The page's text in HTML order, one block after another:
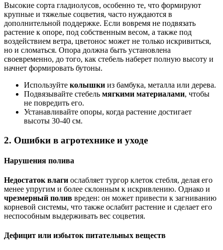
Высокие сорта гладиолусов, особенно те, что формируют
крупные и тяжелые соцветия, часто нуждаются в
дополнительной поддержке. Если вовремя не подвязать
растение к опоре, под собственным весом, а также под
воздействием ветра, цветонос может не только искривиться,
но и сломаться. Опора должна быть установлена
своевременно, до того, как стебель наберет полную высоту и
начнет формировать бутоны.
Используйте колышки из бамбука, металла или дерева.
Подвязывайте стебель мягкими материалами, чтобы
не повредить его.
Устанавливайте опоры, когда растение достигает
высоты 30-40 см.
2. Ошибки в агротехнике и уходе
Нарушения полива
Недостаток влаги ослабляет тургор клеток стебля, делая его
менее упругим и более склонным к искривлению. Однако и
чрезмерный полив вреден: он может привести к загниванию
корневой системы, что также ослабит растение и сделает его
неспособным выдерживать вес соцветия.
Дефицит или избыток питательных веществ